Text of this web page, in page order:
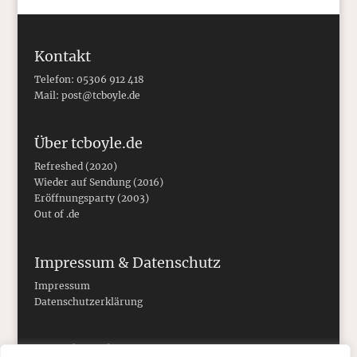
Kontakt
Telefon: 05306 912 418
Mail: post@tcboyle.de
Über tcboyle.de
Refreshed (2020)
Wieder auf Sendung (2016)
Eröffnungsparty (2003)
Out of .de
Impressum & Datenschutz
Impressum
Datenschutzerklärung
Social Media